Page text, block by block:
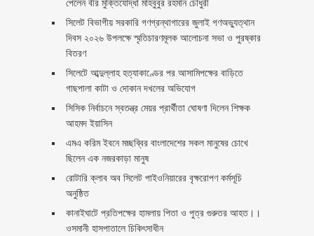
পেলেন বীর মুক্তিযোদ্ধা মাহবুবুর রহমান চৌধুরী ‎ ‎
সিলেট বিভাগীয় সরকারি গণগ্রন্থাগারের জুলাই গণঅভ্যুত্থান
দিবস ২০২৬ উপলক্ষে স্মৃতিচারণমূলক আলোচনা সভা ও পুরষ্কার
বিতরণ ‎ ‎
সিলেটে আব্দুল্লাহ হত্যাকাণ্ডের পর আসামিপক্ষের বাড়িতে
গাছপালা কাটা ও দোকান দখলের অভিযোগ
সিসিক নির্বাচনে স্বতন্ত্র মেয়র প্রার্থীতা ঘোষণা দিলেন শিক্ষক
আহমদ ইয়াসিন
এমএ করিম ইবনে মচ্ছব্বির বাংলাদেশের সকল মানুষের চোখে
ছিলেন এক নজরকাড়া মানুষ ‎
রোটারি ক্লাব অব সিলেট পাইওনিয়ারের বৃক্ষরোপণ কর্মসূচি
অনুষ্ঠিত
কানাইঘাটে প্রতিপক্ষের হামলায় পিতা ও পুত্র গুরুতর আহত।।
ওসমানী হাসপাতালে চিকিৎসাধীন